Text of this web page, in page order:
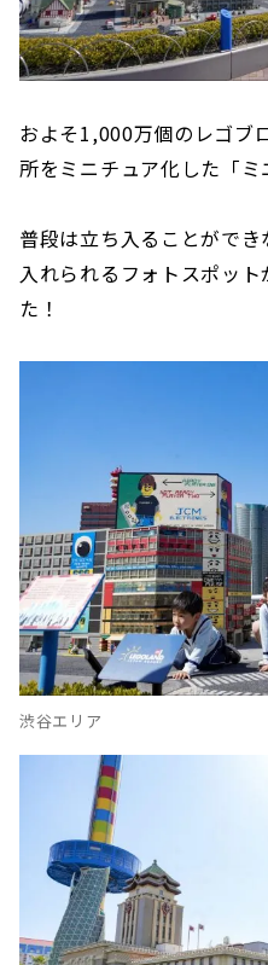
およそ1,000万個のレゴブ
所をミニチュア化した「ミ
普段は立ち入ることがで
入れられるフォトスポッ
た！
渋谷エリア